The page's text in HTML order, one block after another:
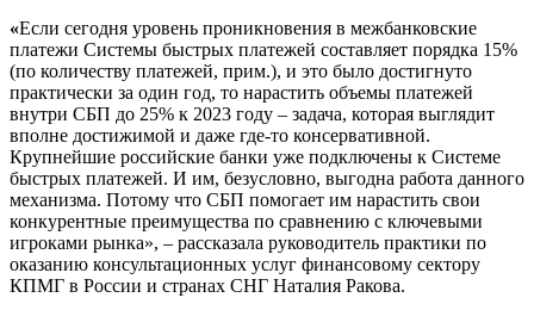
«Если сегодня уровень проникновения в межбанковские
платежи Системы быстрых платежей составляет порядка 15%
(по количеству платежей, прим.), и это было достигнуто
практически за один год, то нарастить объемы платежей
внутри СБП до 25% к 2023 году – задача, которая выглядит
вполне достижимой и даже где-то консервативной.
Крупнейшие российские банки уже подключены к Системе
быстрых платежей. И им, безусловно, выгодна работа данного
механизма. Потому что СБП помогает им нарастить свои
конкурентные преимущества по сравнению с ключевыми
игроками рынка», – рассказала руководитель практики по
оказанию консультационных услуг финансовому сектору
КПМГ в России и странах СНГ Наталия Ракова.